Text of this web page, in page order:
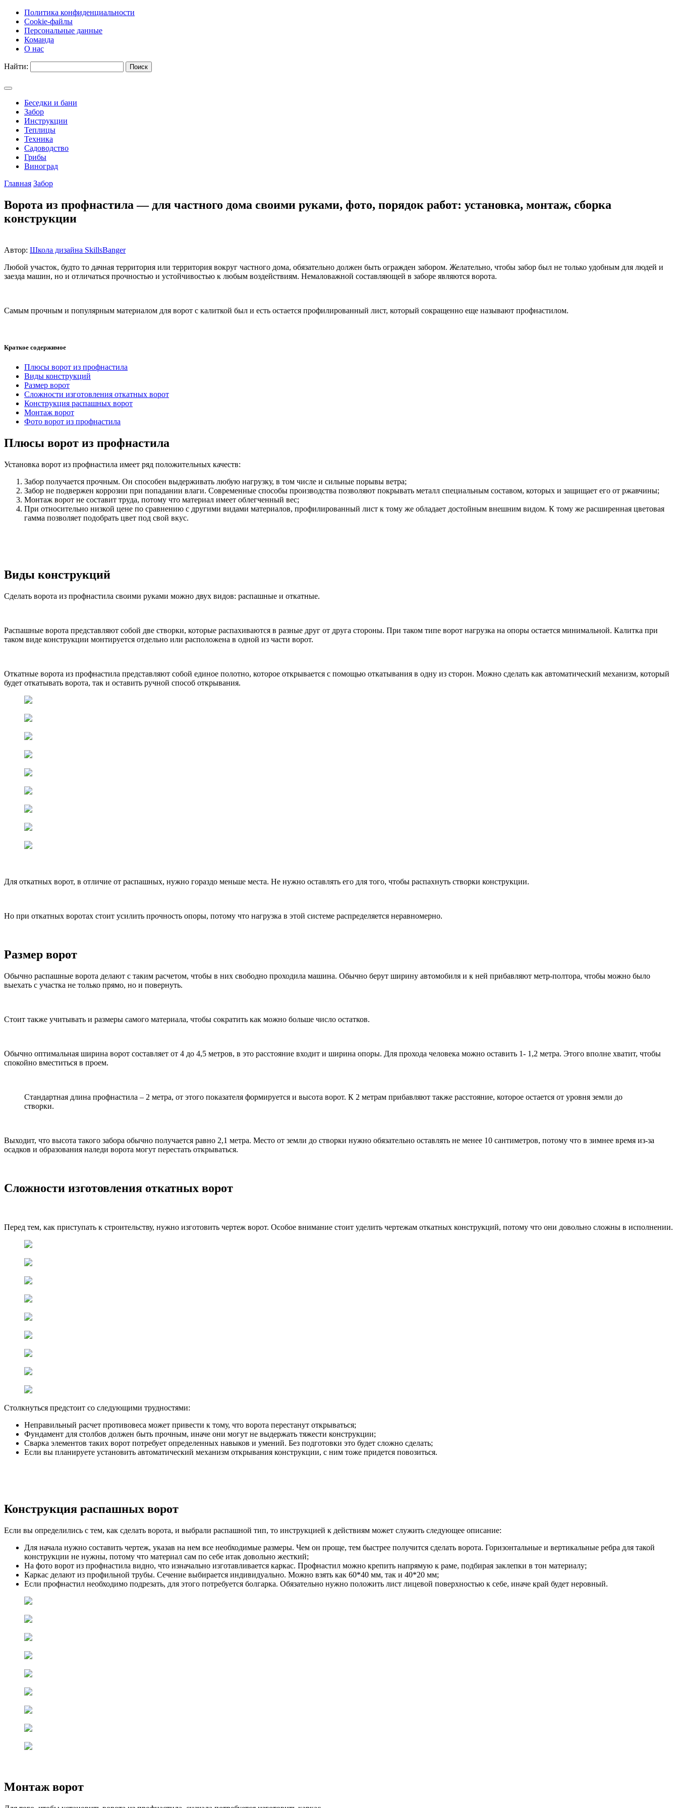
Политика конфиденциальности
Cookie-файлы
Персональные данные
Команда
О нас
Найти:
Беседки и бани
Забор
Инструкции
Теплицы
Техника
Садоводство
Грибы
Виноград
Главная Забор
Ворота из профнастила — для частного дома своими руками, фото, порядок работ: установка, монтаж, сборка
конструкции
Автор: Школа дизайна SkillsBanger
Любой участок, будто то дачная территория или территория вокруг частного дома, обязательно должен быть огражден забором. Желательно, чтобы забор был не только удобным для людей и
заезда машин, но и отличаться прочностью и устойчивостью к любым воздействиям. Немаловажной составляющей в заборе являются ворота.
Самым прочным и популярным материалом для ворот с калиткой был и есть остается профилированный лист, который сокращенно еще называют профнастилом.
Краткое содержимое
Плюсы ворот из профнастила
Виды конструкций
Размер ворот
Сложности изготовления откатных ворот
Конструкция распашных ворот
Монтаж ворот
Фото ворот из профнастила
Плюсы ворот из профнастила
Установка ворот из профнастила имеет ряд положительных качеств:
Забор получается прочным. Он способен выдерживать любую нагрузку, в том числе и сильные порывы ветра;
Забор не подвержен коррозии при попадании влаги. Современные способы производства позволяют покрывать металл специальным составом, которых и защищает его от ржавчины;
Монтаж ворот не составит труда, потому что материал имеет облегченный вес;
При относительно низкой цене по сравнению с другими видами материалов, профилированный лист к тому же обладает достойным внешним видом. К тому же расширенная цветовая
гамма позволяет подобрать цвет под свой вкус.
Виды конструкций
Сделать ворота из профнастила своими руками можно двух видов: распашные и откатные.
Распашные ворота представляют собой две створки, которые распахиваются в разные друг от друга стороны. При таком типе ворот нагрузка на опоры остается минимальной. Калитка при
таком виде конструкции монтируется отдельно или расположена в одной из части ворот.
Откатные ворота из профнастила представляют собой единое полотно, которое открывается с помощью откатывания в одну из сторон. Можно сделать как автоматический механизм, который
будет откатывать ворота, так и оставить ручной способ открывания.
Для откатных ворот, в отличие от распашных, нужно гораздо меньше места. Не нужно оставлять его для того, чтобы распахнуть створки конструкции.
Но при откатных воротах стоит усилить прочность опоры, потому что нагрузка в этой системе распределяется неравномерно.
Размер ворот
Обычно распашные ворота делают с таким расчетом, чтобы в них свободно проходила машина. Обычно берут ширину автомобиля и к ней прибавляют метр-полтора, чтобы можно было
выехать с участка не только прямо, но и повернуть.
Стоит также учитывать и размеры самого материала, чтобы сократить как можно больше число остатков.
Обычно оптимальная ширина ворот составляет от 4 до 4,5 метров, в это расстояние входит и ширина опоры. Для прохода человека можно оставить 1- 1,2 метра. Этого вполне хватит, чтобы
спокойно вместиться в проем.
Стандартная длина профнастила – 2 метра, от этого показателя формируется и высота ворот. К 2 метрам прибавляют также расстояние, которое остается от уровня земли до
створки.
Выходит, что высота такого забора обычно получается равно 2,1 метра. Место от земли до створки нужно обязательно оставлять не менее 10 сантиметров, потому что в зимнее время из-за
осадков и образования наледи ворота могут перестать открываться.
Сложности изготовления откатных ворот
Перед тем, как приступать к строительству, нужно изготовить чертеж ворот. Особое внимание стоит уделить чертежам откатных конструкций, потому что они довольно сложны в исполнении.
Столкнуться предстоит со следующими трудностями:
Неправильный расчет противовеса может привести к тому, что ворота перестанут открываться;
Фундамент для столбов должен быть прочным, иначе они могут не выдержать тяжести конструкции;
Сварка элементов таких ворот потребует определенных навыков и умений. Без подготовки это будет сложно сделать;
Если вы планируете установить автоматический механизм открывания конструкции, с ним тоже придется повозиться.
Конструкция распашных ворот
Если вы определились с тем, как сделать ворота, и выбрали распашной тип, то инструкцией к действиям может служить следующее описание:
Для начала нужно составить чертеж, указав на нем все необходимые размеры. Чем он проще, тем быстрее получится сделать ворота. Горизонтальные и вертикальные ребра для такой
конструкции не нужны, потому что материал сам по себе итак довольно жесткий;
На фото ворот из профнастила видно, что изначально изготавливается каркас. Профнастил можно крепить напрямую к раме, подбирая заклепки в тон материалу;
Каркас делают из профильной трубы. Сечение выбирается индивидуально. Можно взять как 60*40 мм, так и 40*20 мм;
Если профнастил необходимо подрезать, для этого потребуется болгарка. Обязательно нужно положить лист лицевой поверхностью к себе, иначе край будет неровный.
Монтаж ворот